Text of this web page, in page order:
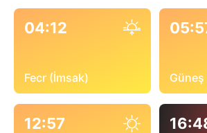
04:12
Fecr (İmsak)
12:57